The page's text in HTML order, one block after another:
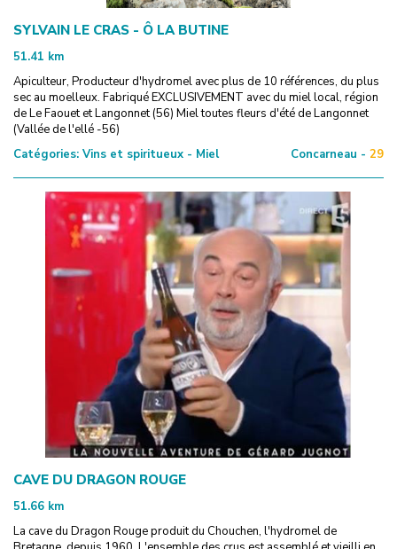
SYLVAIN LE CRAS - Ô LA BUTINE
51.41 km
Apiculteur, Producteur d'hydromel avec plus de 10 références, du plus
sec au moelleux. Fabriqué EXCLUSIVEMENT avec du miel local, région
de Le Faouet et Langonnet (56) Miel toutes fleurs d'été de Langonnet
(Vallée de l'ellé -56)
Catégories: Vins et spiritueux - Miel Concarneau - 29
CAVE DU DRAGON ROUGE
51.66 km
La cave du Dragon Rouge produit du Chouchen, l'hydromel de